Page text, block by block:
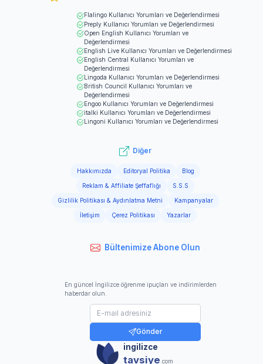
Flalingo Kullanıcı Yorumları ve Değerlendirmesi
Preply Kullanıcı Yorumları ve Değerlendirmesi
Open English Kullanıcı Yorumları ve
Değerlendirmesi
English Live Kullanıcı Yorumları ve Değerlendirmesi
English Central Kullanıcı Yorumları ve
Değerlendirmesi
Lingoda Kullanıcı Yorumları ve Değerlendirmesi
British Council Kullanıcı Yorumları ve
Değerlendirmesi
Engoo Kullanıcı Yorumları ve Değerlendirmesi
italki Kullanıcı Yorumları ve Değerlendirmesi
Lingoni Kullanıcı Yorumları ve Değerlendirmesi
Diğer
Hakkımızda Editoryal Politika Blog
Reklam & Affiliate Şeffaflığı S.S.S
Gizlilik Politikası & Aydınlatma Metni Kampanyalar
İletişim Çerez Politikası Yazarlar
Bültenimize Abone Olun
En güncel İngilizce öğrenme ipuçları ve indirimlerden
haberdar olun.
Gönder
ingilizce
tavsiye .com